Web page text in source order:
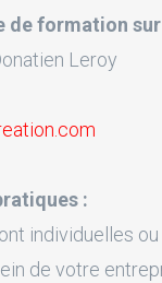
de formation
Leroy
:
individuelles
de votre